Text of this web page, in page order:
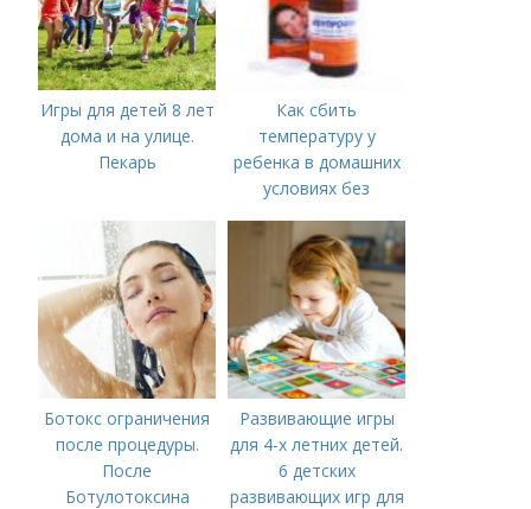
Федерации
Игры для детей 8 лет
дома и на улице.
Пекарь
Как сбить
температуру у
ребенка в домашних
условиях без
причины высокой
температуры у
ребенка?
Ботокс ограничения
после процедуры.
После
Ботулотоксина
Развивающие игры
для 4-х летних детей.
6 детских
развивающих игр для